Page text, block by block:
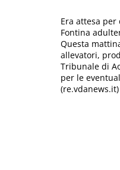
Era attesa
Fontina
Questa
allevatori,
Tribunale di
per le
(re.vdanews.it)